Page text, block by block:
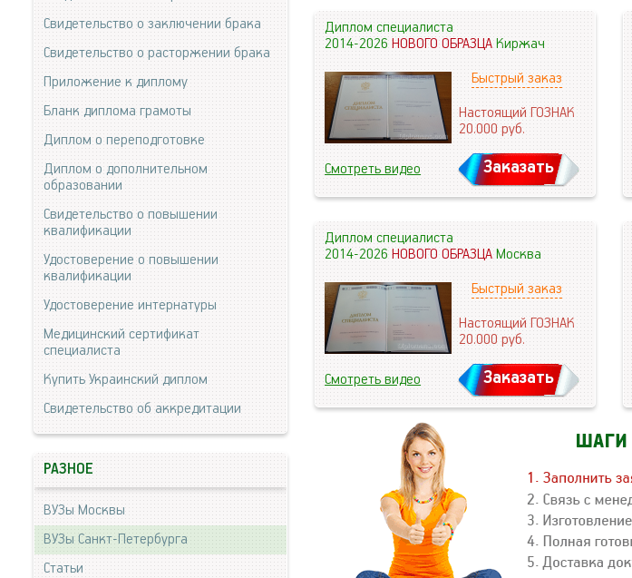
Диплом специалиста
2014-2026НОВОГО ОБРАЗЦАКиржач
Быстрый заказ
Настоящий ГОЗНАК
20.000руб.
Смотреть видео Заказать
Диплом специалиста
2014-2026НОВОГО ОБРАЗЦАМосква
Быстрый заказ
Настоящий ГОЗНАК
20.000руб.
Смотреть видео Заказать
Свидетельство о заключении брака
Свидетельство о расторжении брака
Приложение к диплому
Бланк диплома грамоты
Диплом о переподготовке
Диплом о дополнительном
образовании
Свидетельство о повышении
квалификации
Удостоверение о повышении
квалификации
Удостоверение интернатуры
Медицинский сертификат
специалиста
Купить Украинский диплом
Свидетельство об аккредитации
РАЗНОЕ
ВУЗы Москвы
ВУЗы Санкт-Петербурга
Статьи